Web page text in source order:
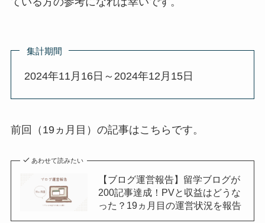
集計期間
2024年11月16日～2024年12月15日
前回（19ヵ月目）の記事はこちらです。
あわせて読みたい
【ブログ運営報告】留学ブログが
200記事達成！PVと収益はどうな
った？19ヵ月目の運営状況を報告